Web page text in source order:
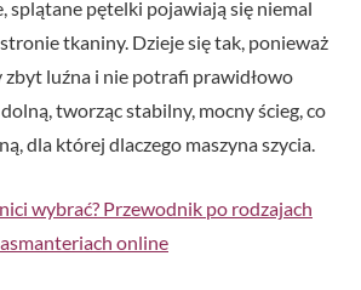
splątane pętelki pojawiają się niemal
tkaniny. Dzieje się tak, ponieważ
zbyt luźna i nie potrafi prawidłowo
tworząc stabilny, mocny ścieg, co
dla której dlaczego maszyna szycia.
wybrać? Przewodnik po rodzajach
online